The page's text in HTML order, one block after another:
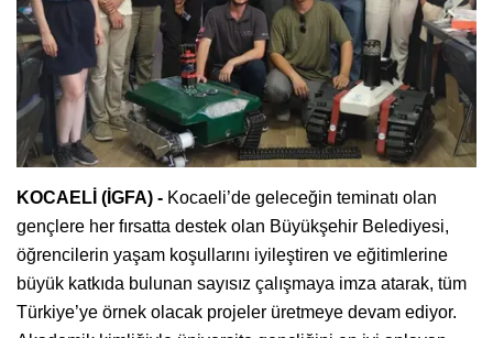
KOCAELİ (İGFA) - Kocaeli’de geleceğin teminatı olan
gençlere her fırsatta destek olan Büyükşehir Belediyesi,
öğrencilerin yaşam koşullarını iyileştiren ve eğitimlerine
büyük katkıda bulunan sayısız çalışmaya imza atarak, tüm
Türkiye’ye örnek olacak projeler üretmeye devam ediyor.